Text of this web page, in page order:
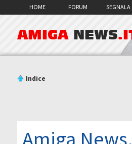
HOME FORUM SEGNALA
AMIGA NEWS
Indice
Amiga